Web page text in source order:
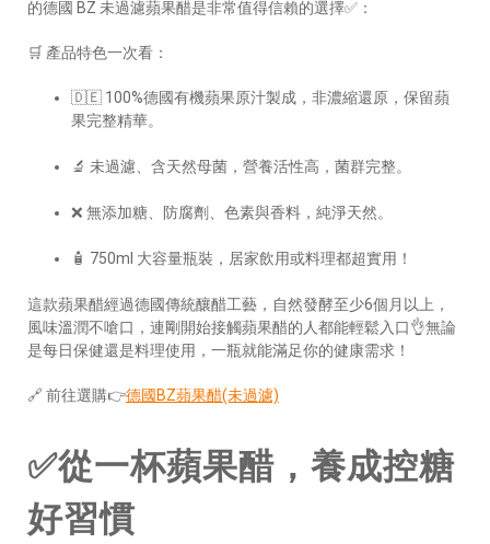
的德國 BZ 未過濾蘋果醋是非常值得信賴的選擇✅：
🛒 產品特色一次看：
🇩🇪 100%德國有機蘋果原汁製成，非濃縮還原，保留蘋
果完整精華。
🔬 未過濾、含天然母菌，營養活性高，菌群完整。
❌ 無添加糖、防腐劑、色素與香料，純淨天然。
🧴 750ml 大容量瓶裝，居家飲用或料理都超實用！
這款蘋果醋經過德國傳統釀醋工藝，自然發酵至少6個月以上，
風味溫潤不嗆口，連剛開始接觸蘋果醋的人都能輕鬆入口👌無論
是每日保健還是料理使用，一瓶就能滿足你的健康需求！
🔗 前往選購👉德國BZ蘋果醋(未過濾)
✅從一杯蘋果醋，養成控糖
好習慣